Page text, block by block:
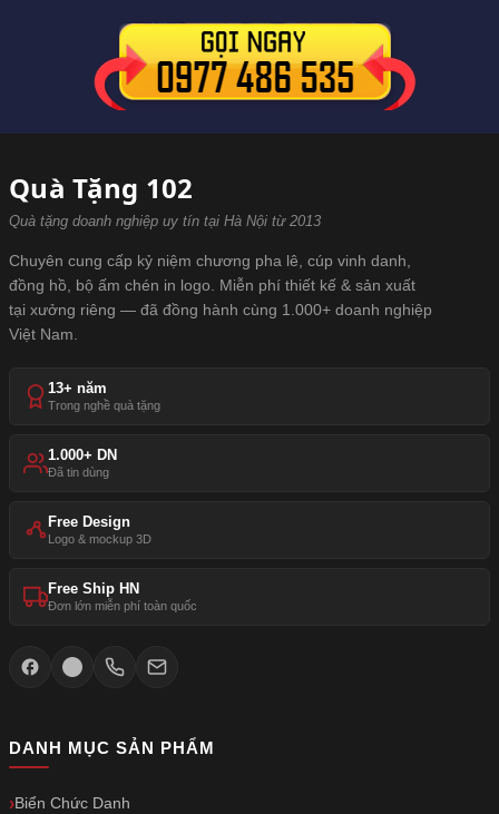
Quà Tặng 102
Quà tặng doanh nghiệp uy tín tại Hà Nội từ 2013
Chuyên cung cấp kỷ niệm chương pha lê, cúp vinh danh,
đồng hồ, bộ ấm chén in logo. Miễn phí thiết kế & sản xuất
tại xưởng riêng — đã đồng hành cùng 1.000+ doanh nghiệp
Việt Nam.
13+ năm
Trong nghề quà tặng
1.000+ DN
Đã tin dùng
Free Design
Logo & mockup 3D
Free Ship HN
Đơn lớn miễn phí toàn quốc
DANH MỤC SẢN PHẨM
Biển Chức Danh